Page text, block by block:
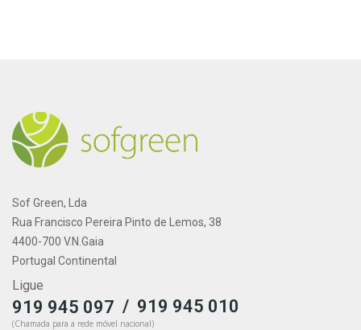
Sof Green, Lda
Rua Francisco Pereira Pinto de Lemos, 38
4400-700 V.N.Gaia
Portugal Continental
Ligue
919 945 097 / 919 945 010
(Chamada para a rede móvel nacional)